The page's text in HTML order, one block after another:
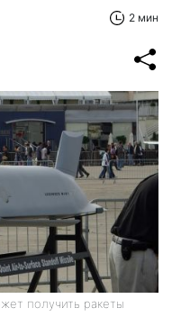
2 мин
получить ракеты